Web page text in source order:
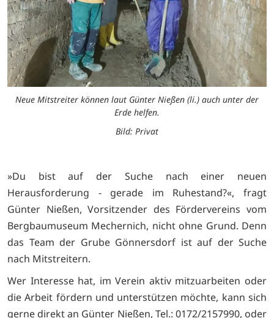
Neue Mitstreiter können laut Günter Nießen (li.) auch unter der
Erde helfen.
Bild: Privat
»Du bist auf der Suche nach einer neuen
Herausforderung - gerade im Ruhestand?«, fragt
Günter Nießen, Vorsitzender des Fördervereins vom
Bergbaumuseum Mechernich, nicht ohne Grund. Denn
das Team der Grube Gönnersdorf ist auf der Suche
nach Mitstreitern.
Wer Interesse hat, im Verein aktiv mitzuarbeiten oder
die Arbeit fördern und unterstützen möchte, kann sich
gerne direkt an Günter Nießen, Tel.: 0172/2157990, oder